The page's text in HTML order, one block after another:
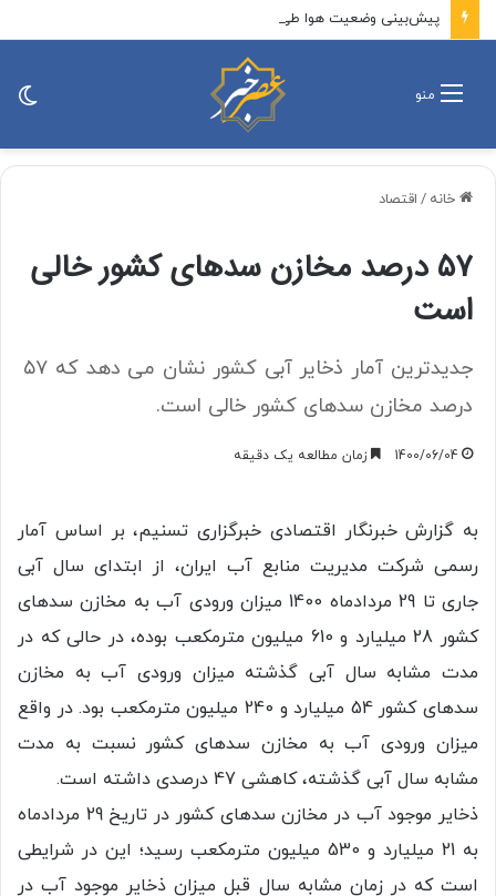
پیش‌بینی وضعیت هوا طی روزهای آینده اعلام شد
منو
خانه / اقتصاد
۵۷ درصد مخازن سدهای کشور خالی
است
جدیدترین آمار ذخایر آبی کشور نشان می دهد که ۵۷
درصد مخازن سدهای کشور خالی است.
1400/06/04 زمان مطالعه یک دقیقه
به گزارش خبرنگار اقتصادی خبرگزاری تسنیم، بر اساس آمار
رسمی شرکت مدیریت منابع آب ایران، از ابتدای سال آبی
جاری تا 29 مردادماه 1400 میزان ورودی آب به مخازن سدهای
کشور 28 میلیارد و 610 میلیون مترمکعب بوده، در حالی که در
مدت مشابه سال آبی گذشته میزان ورودی آب به مخازن
سدهای کشور 54 میلیارد و 240 میلیون مترمکعب بود. در واقع
میزان ورودی آب به مخازن سدهای کشور نسبت به مدت
مشابه سال آبی گذشته، کاهشی 47 درصدی داشته است.
ذخایر موجود آب در مخازن سدهای کشور در تاریخ 29 مردادماه
به 21 میلیارد و 530 میلیون مترمکعب رسید؛ این در شرایطی
است که در زمان مشابه سال قبل میزان ذخایر موجود آب در